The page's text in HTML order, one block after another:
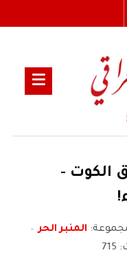
الكوت -
المنبر الحر